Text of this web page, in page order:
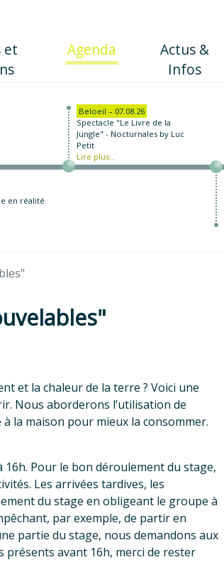
et
Agenda (current)Actus &
Infos
en réalité
Beloeil – 07.08.26
Spectacle "Le Livre de la
Jungle" - Nocturnales by Luc
Petit
Lire plus...
et la chaleur de la terre ? Voici une
Nous aborderons l’utilisation de
la maison pour mieux la consommer.
Pour le bon déroulement du stage,
Les arrivées tardives, les
du stage en obligeant le groupe à
par exemple, de partir en
partie du stage, nous demandons aux
avant 16h, merci de rester